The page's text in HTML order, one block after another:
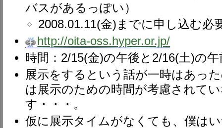
バスがあるっぽい）
2008.01.11(金)までに申し込む必
http://oita-oss.hyper.or.jp/
時間：2/15(金)の午後と2/16(土)の午
展示をするという話が一時はあっ
は展示のための時間が考慮されて
す・・・。
仮に展示タイムがなくても、僕は